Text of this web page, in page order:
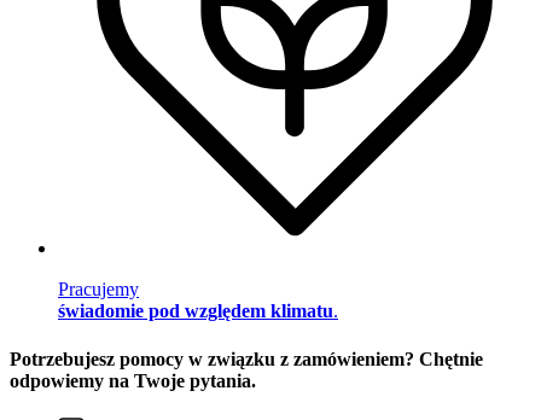
Pracujemy
świadomie pod względem klimatu.
Potrzebujesz pomocy w związku z zamówieniem? Chętnie
odpowiemy na Twoje pytania.